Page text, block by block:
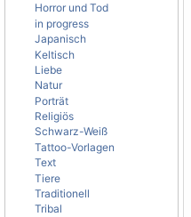
Horror und Tod
in progress
Japanisch
Keltisch
Liebe
Natur
Porträt
Religiös
Schwarz-Weiß
Tattoo-Vorlagen
Text
Tiere
Traditionell
Tribal